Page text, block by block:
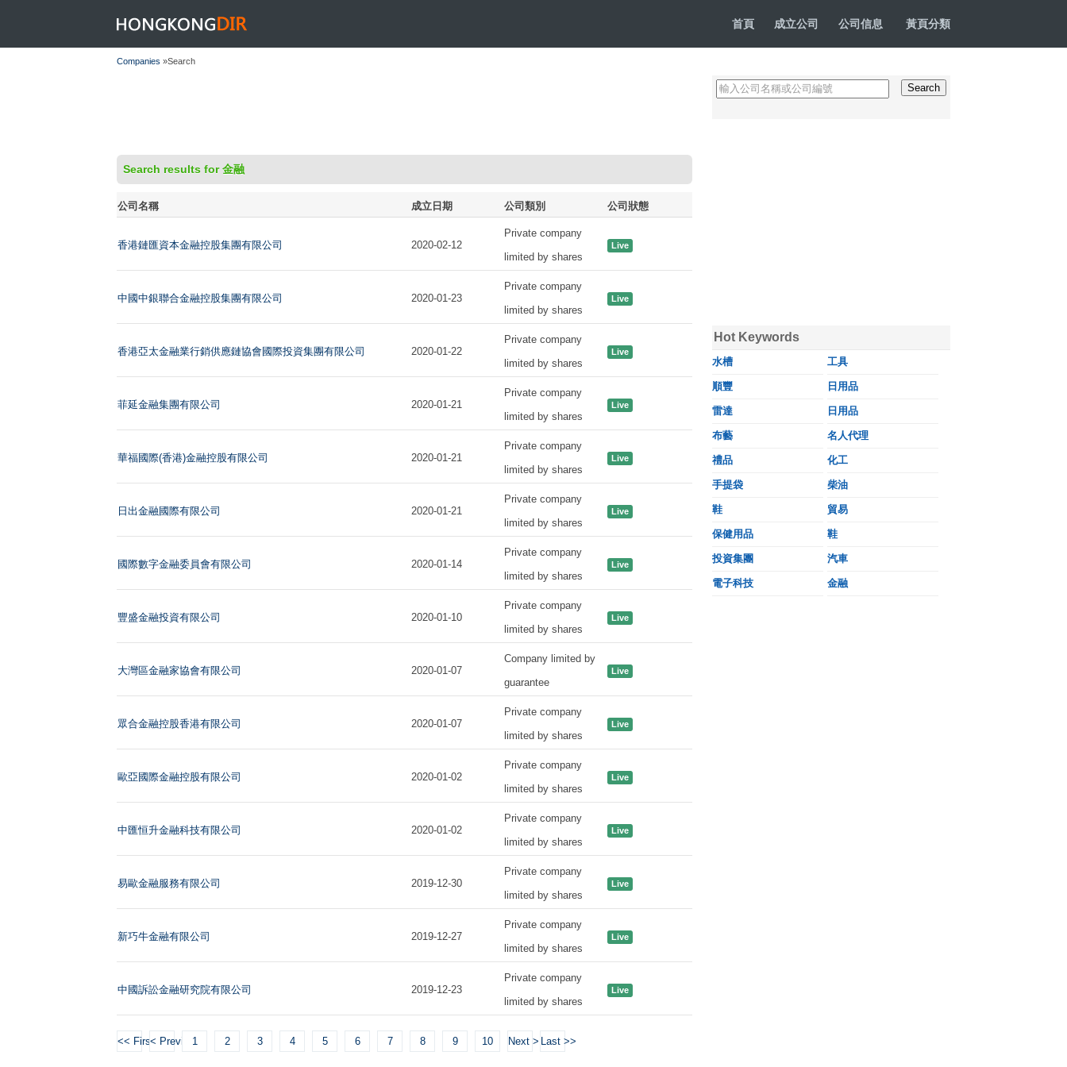
HONGKONGDIR 首頁 成立公司 公司信息 黃頁分類
Companies »Search
Search results for 金融
公司名稱 成立日期 公司類別 公司狀態
香港鏈匯資本金融控股集團有限公司 2020-02-12
Private company
limited by shares
Live
中國中銀聯合金融控股集團有限公司 2020-01-23
Private company
limited by shares
Live
香港亞太金融業行銷供應鏈協會國際投資集團有限公司 2020-01-22
Private company
limited by shares
Live
菲延金融集團有限公司 2020-01-21
Private company
limited by shares
Live
華福國際(香港)金融控股有限公司 2020-01-21
Private company
limited by shares
Live
日出金融國際有限公司 2020-01-21
Private company
limited by shares
Live
國際數字金融委員會有限公司 2020-01-14
Private company
limited by shares
Live
豐盛金融投資有限公司 2020-01-10
Private company
limited by shares
Live
大灣區金融家協會有限公司 2020-01-07
Company limited by
guarantee
Live
眾合金融控股香港有限公司 2020-01-07
Private company
limited by shares
Live
歐亞國際金融控股有限公司 2020-01-02
Private company
limited by shares
Live
中匯恒升金融科技有限公司 2020-01-02
Private company
limited by shares
Live
易歐金融服務有限公司 2019-12-30
Private company
limited by shares
Live
新巧牛金融有限公司 2019-12-27
Private company
limited by shares
Live
中國訴訟金融研究院有限公司 2019-12-23
Private company
limited by shares
Live
<< First< Previous1 2 3 4 5 6 7 8 9 10 Next > Last >>
Hot Keywords
水槽 工具
順豐 日用品
雷達 日用品
布藝 名人代理
禮品 化工
手提袋 柴油
鞋 貿易
保健用品 鞋
投資集團 汽車
電子科技 金融